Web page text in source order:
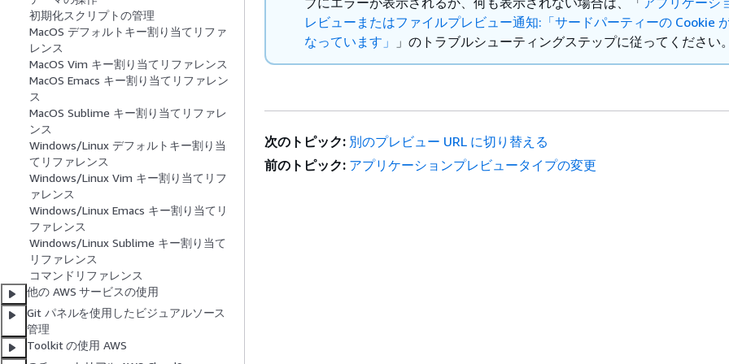
初期化スクリプトの管理
MacOS デフォルトキー割り当てリファ
レンス
MacOS Vim キー割り当てリファレンス
MacOS Emacs キー割り当てリファレン
ス
MacOS Sublime キー割り当てリファレ
ンス
Windows/Linux デフォルトキー割り当
てリファレンス
Windows/Linux Vim キー割り当てリフ
ァレンス
Windows/Linux Emacs キー割り当てリ
ファレンス
Windows/Linux Sublime キー割り当て
リファレンス
コマンドリファレンス
他の AWS サービスの使用
Git パネルを使用したビジュアルソース
管理
Toolkit の使用 AWS
レビューまたはファイルプレビュー通知:「サードパーティーの Cookie
なっています」
」のトラブルシューティングステップに従ってください。
次のトピック: 別のプレビュー URL に切り替える
前のトピック: アプリケーションプレビュータイプの変更